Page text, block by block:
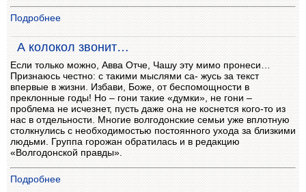
Подробнее
А колокол звонит…
Если только можно, Aвва Oтче, Чашу эту мимо пронеси…
Признаюсь честно: с такими мыслями са- жусь за текст
впервые в жизни. Избави, Боже, от беспомощности в
преклонные годы! Но – гони такие «думки», не гони –
проблема не исчезнет, пусть даже она не коснется кого-то из
нас в отдельности. Многие волгодонские семьи уже вплотную
столкнулись с необходимостью постоянного ухода за близкими
людьми. Группа горожан обратилась и в редакцию
«Волгодонской правды».
Подробнее